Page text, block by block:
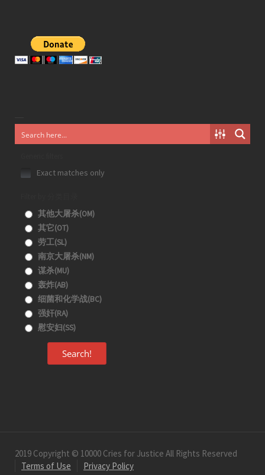
Exact matches only
其他大屠杀(OM)
其它(OT)
劳工(SL)
南京大屠杀(NM)
谋杀(MU)
轰炸(AB)
细菌和化学战(BC)
强奸(RA)
慰安妇(SS)
Search!
2019 Copyright © 10000 Cries for Justice All Rights Reserved
Terms of Use
Privacy Policy